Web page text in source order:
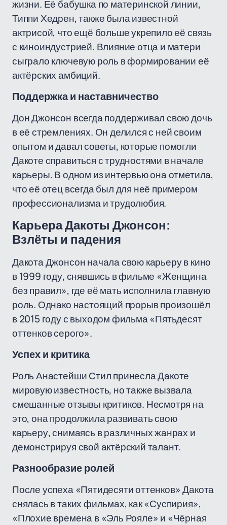
жизни. Её бабушка по материнской линии,
Типпи Хедрен, также была известной
актрисой, что ещё больше укрепило её связь
с киноиндустрией. Влияние отца и матери
сыграло ключевую роль в формировании её
актёрских амбиций.
Поддержка и наставничество
Дон Джонсон всегда поддерживал свою дочь
в её стремлениях. Он делился с ней своим
опытом и давал советы, которые помогли
Дакоте справиться с трудностями в начале
карьеры. В одном из интервью она отметила,
что её отец всегда был для неё примером
профессионализма и трудолюбия.
Карьера Дакоты Джонсон:
Взлёты и падения
Дакота Джонсон начала свою карьеру в кино
в 1999 году, снявшись в фильме «Женщина
без правил», где её мать исполнила главную
роль. Однако настоящий прорыв произошёл
в 2015 году с выходом фильма «Пятьдесят
оттенков серого».
Успех и критика
Роль Анастейши Стил принесла Дакоте
мировую известность, но также вызвала
смешанные отзывы критиков. Несмотря на
это, она продолжила развивать свою
карьеру, снимаясь в различных жанрах и
демонстрируя свой актёрский талант.
Разнообразие ролей
После успеха «Пятидесяти оттенков» Дакота
снялась в таких фильмах, как «Суспирия»,
«Плохие времена в «Эль Рояле» и «Чёрная